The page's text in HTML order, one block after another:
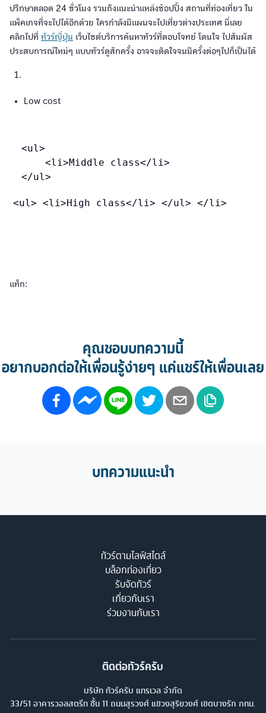
ปรึกษาตลอด 24 ชั่วโมง รวมถึงแนะนำแหล่งช้อปปิ้ง สถานที่ท่องเที่ยว ใน
แพ็คเกจที่จะไปได้อีกด้วย ใครกำลังมีแผนจะไปเที่ยวต่างประเทศ นี่เลย
คลิกไปที่ ทัวร์ญี่ปุ่น เว็บไซต์บริการค้นหาทัวร์ที่ตอบโจทย์ โดนใจ ไปสัมผัส
ประสบการณ์ใหม่ๆ แบบทัวร์ดูสักครั้ง อาจจะติดใจจนมีครั้งต่อๆไปก็เป็นได้
Low cost
<ul>
<ul> <li>High class</li> </ul> </li>
แท็ก:
คุณชอบบทความนี้
อยากบอกต่อให้เพื่อนรู้ง่ายๆ แค่แชร์ให้เพื่อนเลย
บทความแนะนำ
ทัวร์ตามไลฟ์สไตล์
บล็อกท่องเที่ยว
รับจัดทัวร์
เกี่ยวกับเรา
ร่วมงานกับเรา
ติดต่อทัวร์ครับ
บริษัท ทัวร์ครับ แทรเวล จำกัด
33/51 อาคารวอลสตรีท ชั้น 11 ถนนสุรวงศ์ แขวงสุริยวงศ์ เขตบางรัก กทม.